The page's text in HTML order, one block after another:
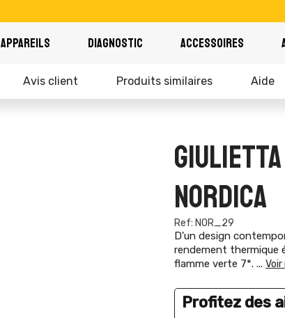
APPAREILS DIAGNOSTIC ACCESSOIRES
Avis client Produits similaires Aide
NORDICA
Ref: NOR_29
D'un design
rendement thermique
flamme verte 7*. ... Voir
Profitez des